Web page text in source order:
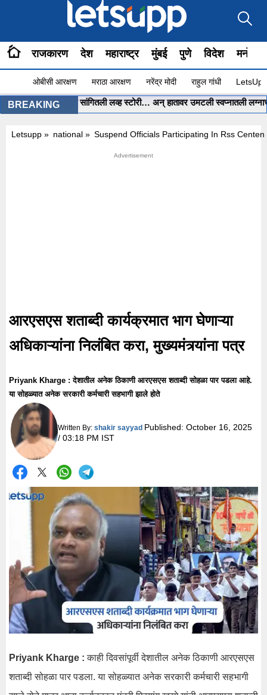
राजकारण देश महाराष्ट्र मुंबई पुणे विदेश
ओबीसी आरक्षण मराठा आरक्षण नरेंद्र मोदी राहुल गांधी
BREAKING
ChatGPT ला सांगितली लव्ह स्टोरी… अन् हातावर उमटली स्वप्नातली लग्नाची
Letsupp » national » Suspend Officials Participating In Rss
आरएसएस शताब्दी कार्यक्रमात भाग घेणाऱ्या
अधिकाऱ्यांना निलंबित करा, मुख्यमंत्र्यांना पत्र
Priyank Kharge : देशातील अनेक ठिकाणी आरएसएस शताब्दी सोहळा पार पडला आहे.
या सोहळ्यात अनेक सरकारी कर्मचारी सहभागी झाले होते
Written By:shakir sayyad Published:October 16, 2025
/ 03:18 PM IST
Priyank Kharge : काही दिवसांपूर्वी देशातील अनेक ठिकाणी आरएसएस
शताब्दी सोहळा पार पडला. या सोहळ्यात अनेक सरकारी कर्मचारी सहभागी